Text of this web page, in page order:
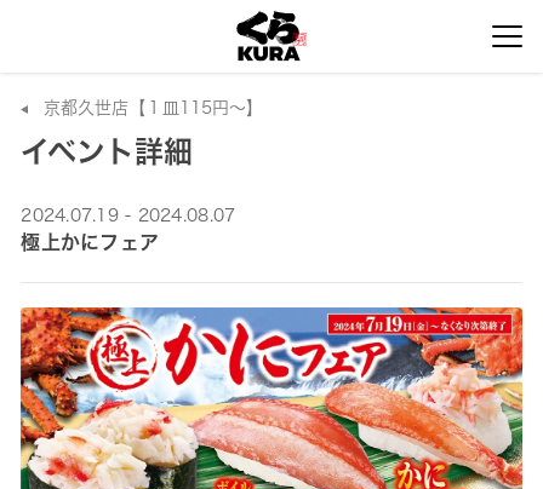
京都久世店【１皿115円～】
イベント詳細
2024.07.19 - 2024.08.07
極上かにフェア